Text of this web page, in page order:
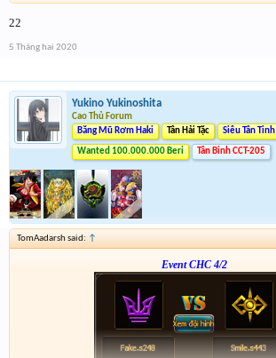
22
5 Tháng hai 2020
Yukino Yukinoshita
Cao Thủ Forum
Băng Mũ Rơm Haki
Tân Hải Tặc Siêu Tân Tinh
Wanted 100.000.000 Beri Tân Binh CCT-205
TomAadarsh said: ↑
Event CHC 4/2